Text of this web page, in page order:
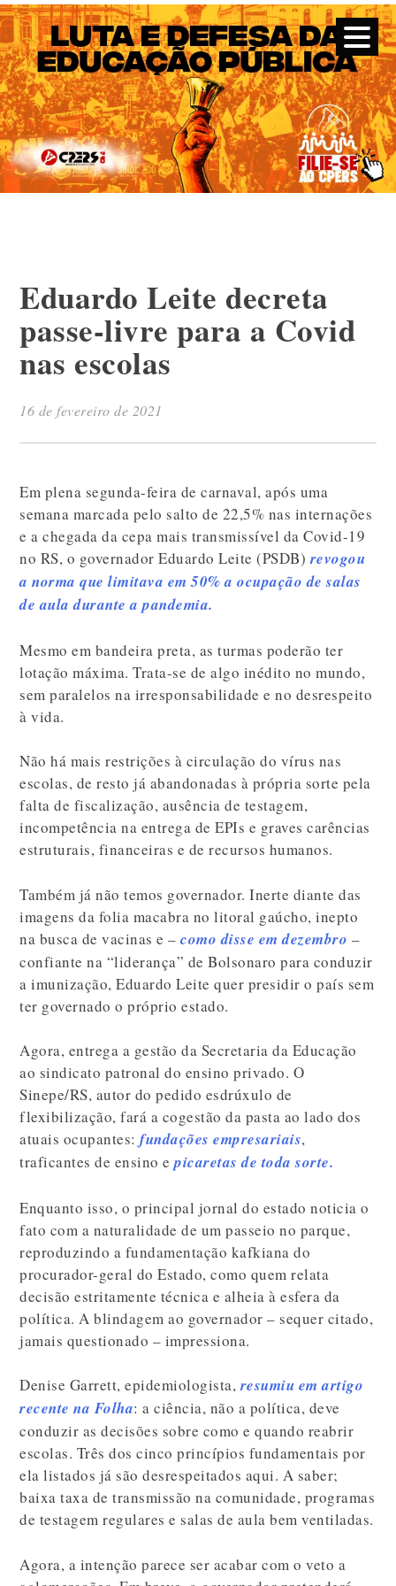
CPERS – Sindicato
CPERS – Sindicato dos Professores e Funcionários de escola
do Estado do Rio Grande do Sul
Eduardo Leite decreta
passe-livre para a Covid
nas escolas
16 de fevereiro de 2021
Em plena segunda-feira de carnaval, após uma
semana marcada pelo salto de 22,5% nas internações
e a chegada da cepa mais transmissível da Covid-19
no RS, o governador Eduardo Leite (PSDB)revogou
a norma que limitava em 50% a ocupação de salas
de aula durante a pandemia.
Mesmo em bandeira preta, as turmas poderão ter
lotação máxima. Trata-se de algo inédito no mundo,
sem paralelos na irresponsabilidade e no desrespeito
à vida.
Não há mais restrições à circulação do vírus nas
escolas, de resto já abandonadas à própria sorte pela
falta de fiscalização, ausência de testagem,
incompetência na entrega de EPIs e graves carências
estruturais, financeiras e de recursos humanos.
Também já não temos governador. Inerte diante das
imagens da folia macabra no litoral gaúcho, inepto
na busca de vacinas e –como disse em dezembro –
confiante na “liderança” de Bolsonaro para conduzir
a imunização, Eduardo Leite quer presidir o país sem
ter governado o próprio estado.
Agora, entrega a gestão da Secretaria da Educação
ao sindicato patronal do ensino privado. O
Sinepe/RS, autor do pedido esdrúxulo de
flexibilização, fará a cogestão da pasta ao lado dos
atuais ocupantes:fundações empresariais,
traficantes de ensino epicaretas de toda sorte.
Enquanto isso, o principal jornal do estado noticia o
fato com a naturalidade de um passeio no parque,
reproduzindo a fundamentação kafkiana do
procurador-geral do Estado, como quem relata
decisão estritamente técnica e alheia à esfera da
política. A blindagem ao governador – sequer citado,
jamais questionado – impressiona.
Denise Garrett, epidemiologista,resumiu em artigo
recente na Folha: a ciência, não a política, deve
conduzir as decisões sobre como e quando reabrir
escolas. Três dos cinco princípios fundamentais por
ela listados já são desrespeitados aqui. A saber;
baixa taxa de transmissão na comunidade, programas
de testagem regulares e salas de aula bem ventiladas.
Agora, a intenção parece ser acabar com o veto a